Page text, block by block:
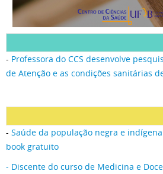
- Professora do CCS desenvolve
de Atenção e as condições sanitárias
- Saúde da população negra e
book gratuito
- Discente do curso de Medicina e